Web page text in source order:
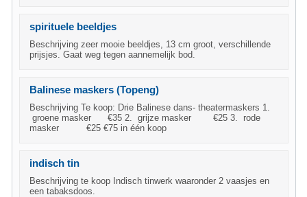
spirituele beeldjes
Beschrijving zeer mooie beeldjes, 13 cm groot, verschillende
prijsjes. Gaat weg tegen aannemelijk bod.
Balinese maskers (Topeng)
Beschrijving Te koop: Drie Balinese dans- theatermaskers 1.
groene masker €35 2. grijze masker €25 3. rode
masker €25 €75 in één koop
indisch tin
Beschrijving te koop Indisch tinwerk waaronder 2 vaasjes en
een tabaksdoos.